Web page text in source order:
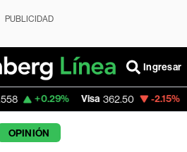
PUBLICIDAD
Ingresar
Visa 362.50 -2.15%
OPINIÓN